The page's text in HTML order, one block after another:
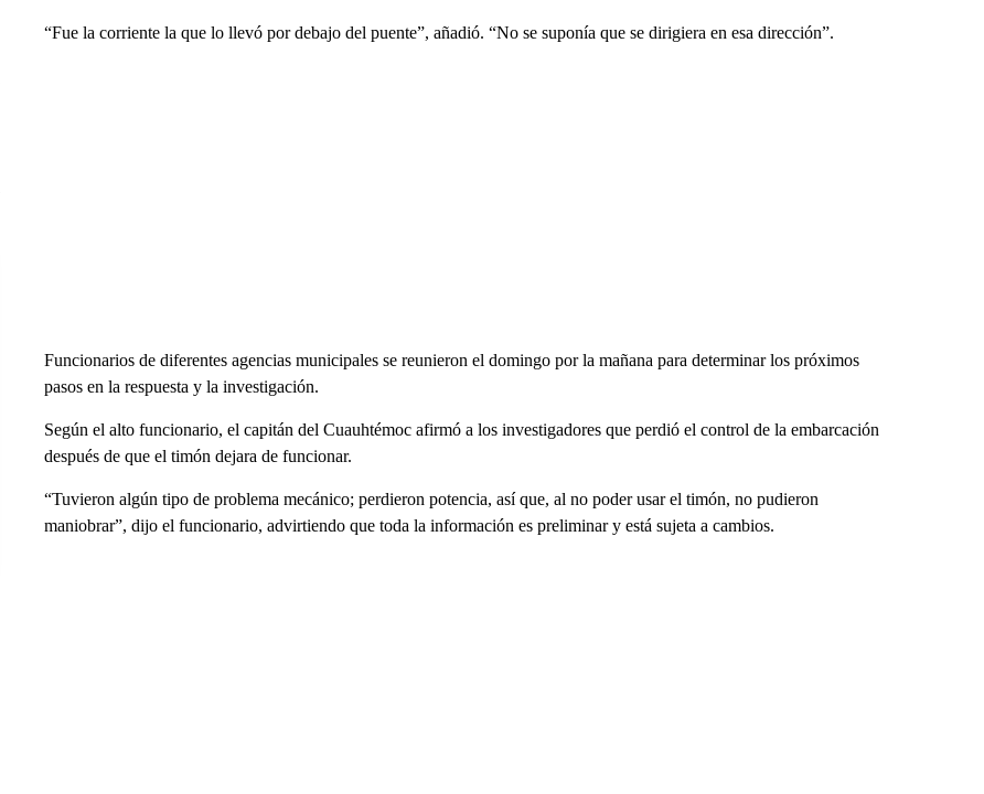
“Fue la corriente la que lo llevó por debajo del puente”, añadió. “No se suponía que se dirigiera en esa dirección”.
Funcionarios de diferentes agencias municipales se reunieron el domingo por la mañana para determinar los próximos
pasos en la respuesta y la investigación.
Según el alto funcionario, el capitán del Cuauhtémoc afirmó a los investigadores que perdió el control de la embarcación
después de que el timón dejara de funcionar.
“Tuvieron algún tipo de problema mecánico; perdieron potencia, así que, al no poder usar el timón, no pudieron
maniobrar”, dijo el funcionario, advirtiendo que toda la información es preliminar y está sujeta a cambios.